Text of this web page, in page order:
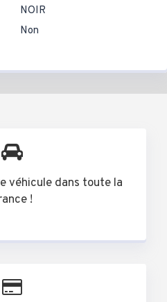
NOIR
Non
véhicule dans toute la
!